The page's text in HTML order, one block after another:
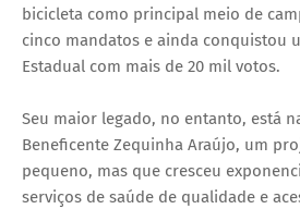
bicicleta como principal meio de
cinco mandatos e ainda conquistou
Estadual com mais de 20 mil votos.
Seu maior legado, no entanto, está
Beneficente Zequinha Araújo, um
pequeno, mas que cresceu
serviços de saúde de qualidade e